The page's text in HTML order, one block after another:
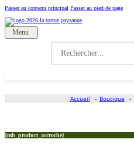
Passer au contenu principal Passer au pied de page
Menu
produits
Search
Accueil Boutique
{mb_product_accroche}